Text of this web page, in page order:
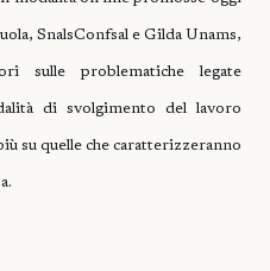
SnalsConfsal e Gilda Unams,
sulle problematiche legate
di svolgimento del lavoro
su quelle che caratterizzeranno